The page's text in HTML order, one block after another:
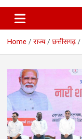
Home राज्य छत्तीसगढ़